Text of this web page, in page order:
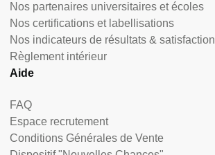
Nos partenaires universitaires et écoles
Nos certifications et labellisations
Nos indicateurs de résultats & satisfaction
Règlement intérieur
Aide
FAQ
Espace recrutement
Conditions Générales de Vente